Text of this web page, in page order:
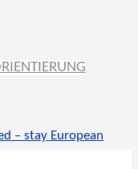
– stay European